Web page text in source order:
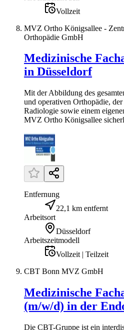
Vollzeit
MVZ Ortho Königsallee -
Orthopädie GmbH
Medizinische
in Düsseldorf
Mit der Abbildung des
und operativen Orthopädie,
Radiologie sowie einem
MVZ Ortho Königsallee
Entfernung
22,1 km entfernt
Arbeitsort
Düsseldorf
Arbeitszeitmodell
Vollzeit | Teilzeit
CBT Bonn MVZ GmbH
Medizinische
(m/w/d) in der
Die CBT-Gruppe ist ein